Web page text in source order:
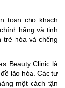
toàn cho khách
hãng và tinh
trẻ hóa và chống
Beauty Clinic là
lão hóa. Các tư
một cách tận